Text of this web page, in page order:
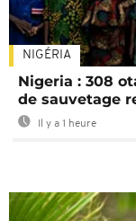
NIGÉRIA
Nigeria : 308
de sauvetage
Il y a 1 heure